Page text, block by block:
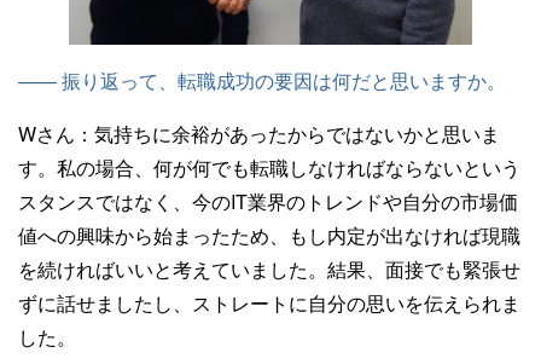
—— 振り返って、転職成功の要因は何だと思いますか。
Wさん： 気持ちに余裕があったからではないかと思いま
す。私の場合、何が何でも転職しなければならないという
スタンスではなく、今のIT業界のトレンドや自分の市場価
値への興味から始まったため、もし内定が出なければ現職
を続ければいいと考えていました。結果、面接でも緊張せ
ずに話せましたし、ストレートに自分の思いを伝えられま
した。